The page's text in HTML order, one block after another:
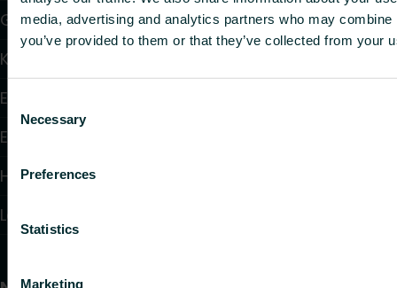
media, advertising and analytics partners who may
you’ve provided to them or that they’ve collected from your
Consent
Selection
Necessary
Preferences
Statistics
Marketing
Gulv varme og køling
Konvektorer og blæser konvektorer
Elektrisk varme
Elektronisk styring
Hydronisk styring
Loft varme og køling